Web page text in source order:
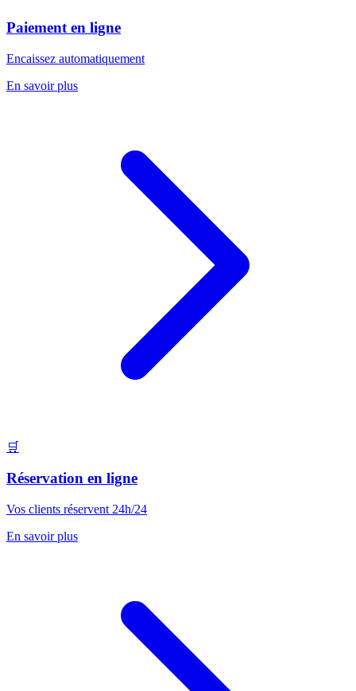
Paiement en ligne
Encaissez automatiquement
En savoir plus
🛒
Réservation en ligne
Vos clients réservent 24h/24
En savoir plus